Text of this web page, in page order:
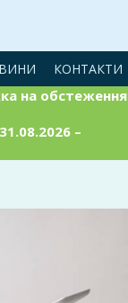
КОНТАКТИ
на обстеження
–